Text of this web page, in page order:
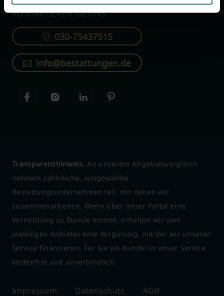
KONTAKTIEREN SIE UNS
030-75437515
info@bestattungen.de
Transparenzhinweis: An unserem Angebotsvergleich
nehmen zahlreiche, ausgewählte
Bestattungsunternehmen teil, mit denen wir
zusammenarbeiten. Wenn über unser Portal eine
Vermittlung zu Stande kommt, erhalten wir vom
jeweiligen Anbieter eine Vergütung, mit der wir unseren
Service finanzieren. Für Sie als Kunde ist unser Service
kostenfrei und unverbindlich.
Impressum Datenschutz AGB